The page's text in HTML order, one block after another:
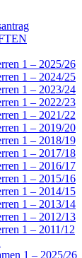
1 – 2025/26
1 – 2024/25
1 – 2023/24
1 – 2022/23
1 – 2021/22
1 – 2019/20
1 – 2018/19
1 – 2017/18
1 – 2016/17
1 – 2015/16
1 – 2014/15
1 – 2013/14
1 – 2012/13
1 – 2011/12
1 – 2025/26